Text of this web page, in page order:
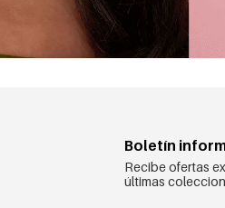
Boletín
Recibe ofertas
últimas